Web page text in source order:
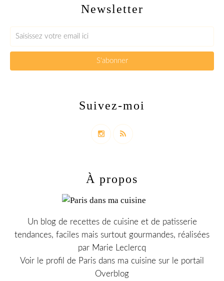
Newsletter
Suivez-moi
À propos
Un blog de recettes de cuisine et de patisserie
tendances, faciles mais surtout gourmandes, réalisées
par Marie Leclercq
Voir le profil de Paris dans ma cuisine sur le portail
Overblog